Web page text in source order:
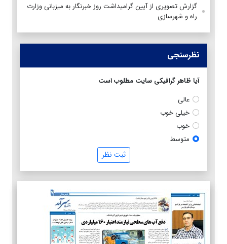
گزارش تصویری از آیین گرامیداشت روز خبرنگار به میزبانی وزارت
راه و شهرسازی
نظرسنجی
آیا ظاهر گرافیکی سایت مطلوب است
عالی
خیلی خوب
خوب
متوسط
ثبت نظر